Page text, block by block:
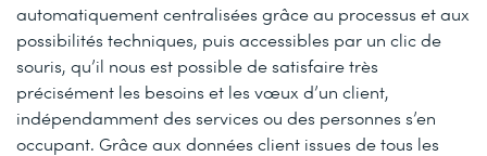
automatiquement centralisées grâce au processus et aux
possibilités techniques, puis accessibles par un clic de
souris, qu’il nous est possible de satisfaire très
précisément les besoins et les vœux d’un client,
indépendamment des services ou des personnes s’en
occupant. Grâce aux données client issues de tous les